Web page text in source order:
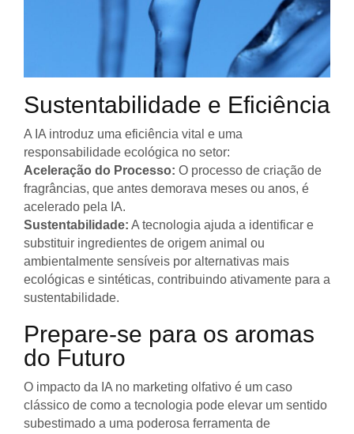
Sustentabilidade e Eficiência
A IA introduz uma eficiência vital e uma
responsabilidade ecológica no setor:
Aceleração do Processo: O processo de criação de
fragrâncias, que antes demorava meses ou anos, é
acelerado pela IA.
Sustentabilidade: A tecnologia ajuda a identificar e
substituir ingredientes de origem animal ou
ambientalmente sensíveis por alternativas mais
ecológicas e sintéticas, contribuindo ativamente para a
sustentabilidade.
Prepare-se para os aromas
do Futuro
O impacto da IA no marketing olfativo é um caso
clássico de como a tecnologia pode elevar um sentido
subestimado a uma poderosa ferramenta de